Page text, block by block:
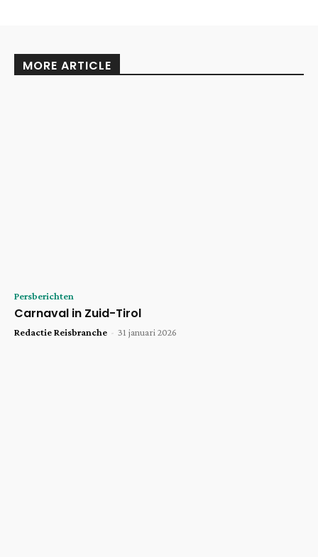
MORE ARTICLE
Persberichten
Carnaval in Zuid-Tirol
Redactie Reisbranche - 31 januari 2026